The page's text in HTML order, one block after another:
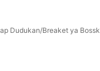
Dudukan/Breaket ya